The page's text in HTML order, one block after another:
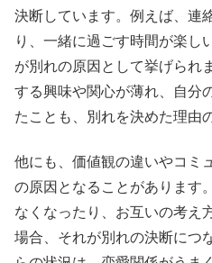
決断しています。例えば、連
り、一緒に過ごす時間が楽し
が別れの原因として挙げられ
する興味や関心が薄れ、自分
たことも、別れを決めた理由
他にも、価値観の違いやコミ
の原因となることがあります
なくなったり、お互いの考え
場合、それが別れの決断につ